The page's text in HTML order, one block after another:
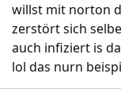
willst mit norton
zerstört sich
auch infiziert is
lol das nurn